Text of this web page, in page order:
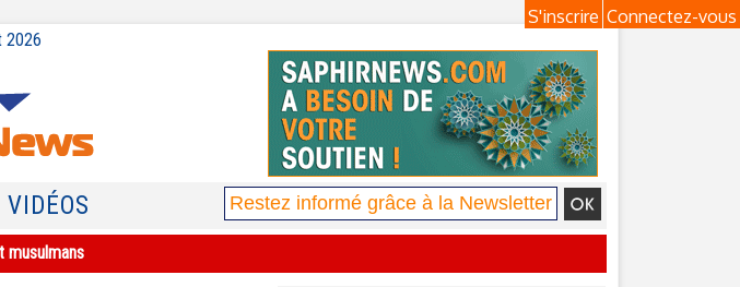
Connectez-vous
S'inscrire
2026
| VIDÉOS
musulmans